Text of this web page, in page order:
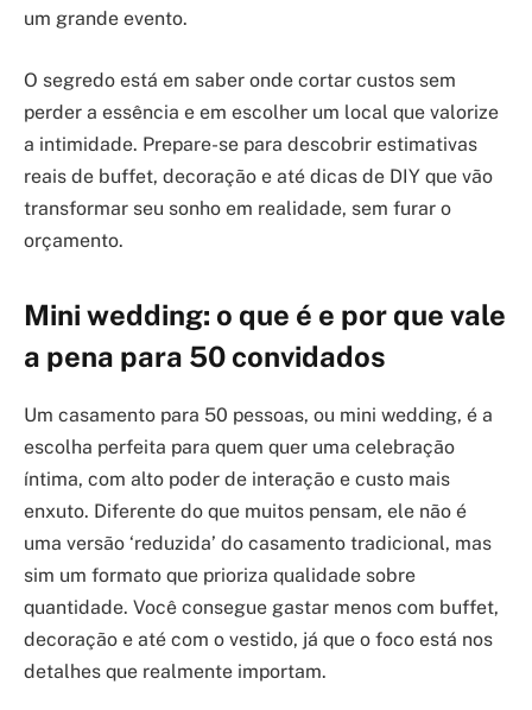
um grande evento.
O segredo está em saber onde cortar custos sem
perder a essência e em escolher um local que valorize
a intimidade. Prepare-se para descobrir estimativas
reais de buffet, decoração e até dicas de DIY que vão
transformar seu sonho em realidade, sem furar o
orçamento.
Mini wedding: o que é e por que vale
a pena para 50 convidados
Um casamento para 50 pessoas, ou mini wedding, é a
escolha perfeita para quem quer uma celebração
íntima, com alto poder de interação e custo mais
enxuto. Diferente do que muitos pensam, ele não é
uma versão ‘reduzida’ do casamento tradicional, mas
sim um formato que prioriza qualidade sobre
quantidade. Você consegue gastar menos com buffet,
decoração e até com o vestido, já que o foco está nos
detalhes que realmente importam.